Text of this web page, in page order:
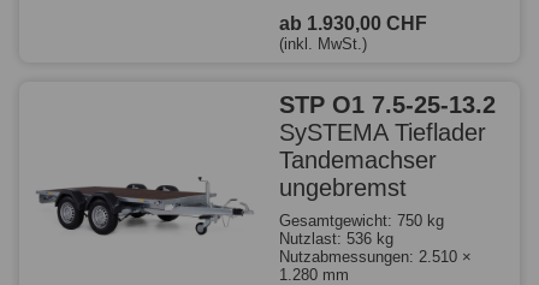
ab 1.930,00 CHF
(inkl. MwSt.)
STP O1 7.5-25-13.2
SySTEMA Tieflader
Tandemachser
ungebremst
Gesamtgewicht: 750 kg
Nutzlast: 536 kg
Nutzabmessungen: 2.510 ×
1.280 mm